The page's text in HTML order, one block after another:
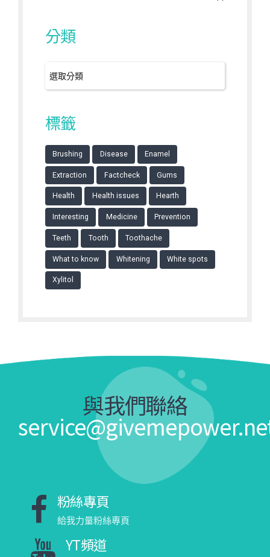
分類
標籤
Brushing Disease Enamel
Extraction Factcheck Gums
Health Health issues Hearth
Interesting Medicine Prevention
Teeth Tooth Toothache
What to know Whitening White spots
Xylitol
與我們聯絡
粉絲專頁
給我力量粉絲專頁
YT頻道